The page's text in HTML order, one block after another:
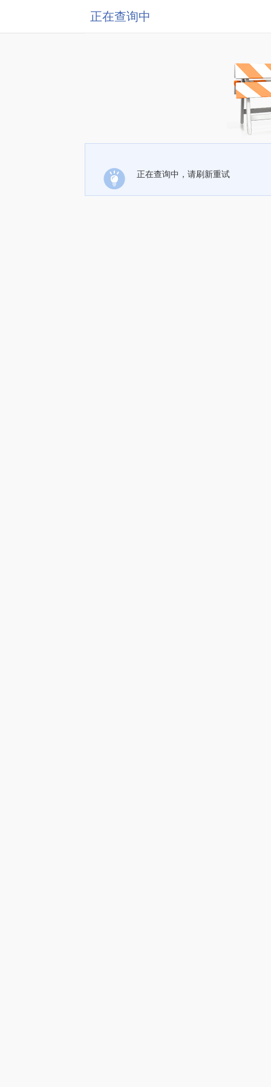
正在查询中
正在查询中，请刷新重试